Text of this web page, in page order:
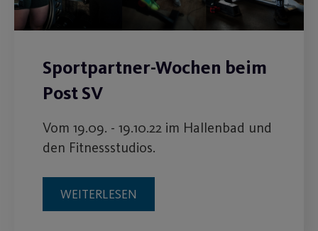
Sportpartner-Wochen beim
Post SV
Vom 19.09. - 19.10.22 im Hallenbad und
den Fitnessstudios.
WEITERLESEN